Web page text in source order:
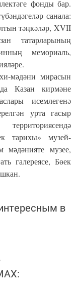
фонды бар.
санала:
тәңкәләр, XVII
татарларының
мемориаль,
мәдәни мирасын
Казан кирмәне
исемлегенә
урта гасыр
тарихы» музей-
мәдәнияте музее,
галереясе, Бөек
в